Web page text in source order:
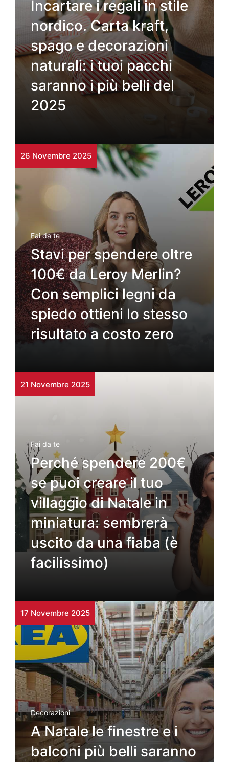
Incartare i regali in stile
nordico. Carta kraft,
spago e decorazioni
naturali: i tuoi pacchi
saranno i più belli del
2025
26 Novembre 2025
Fai da te
Stavi per spendere oltre
100€ da Leroy Merlin?
Con semplici legni da
spiedo ottieni lo stesso
risultato a costo zero
21 Novembre 2025
Fai da te
Perché spendere 200€
se puoi creare il tuo
villaggio di Natale in
miniatura: sembrerà
uscito da una fiaba (è
facilissimo)
17 Novembre 2025
Decorazioni
A Natale le finestre e i
balconi più belli saranno